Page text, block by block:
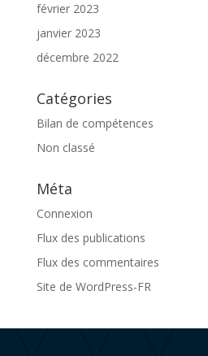
février 2023
janvier 2023
décembre 2022
Catégories
Bilan de compétences
Non classé
Méta
Connexion
Flux des publications
Flux des commentaires
Site de WordPress-FR